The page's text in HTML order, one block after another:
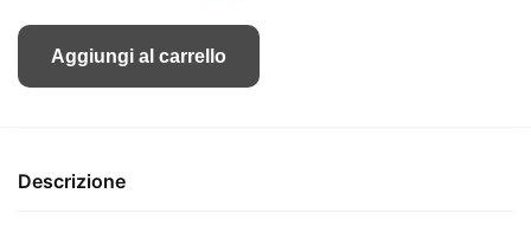
originale attuale
Aggiungi al carrello
Descrizione